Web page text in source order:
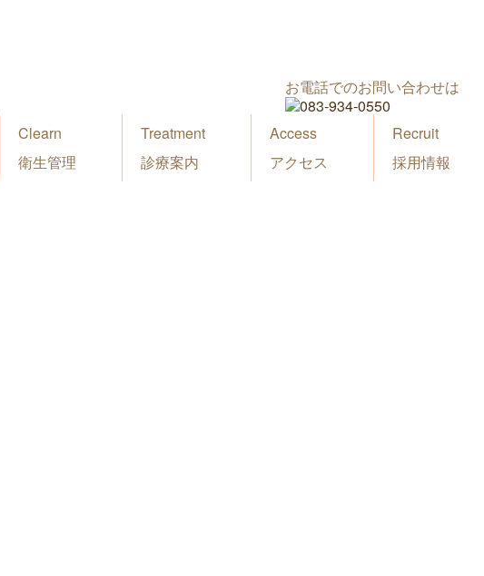
お電話でのお問い合わせは
Clearn
衛生管理
Treatment
診療案内
Access
アクセス
Recruit
採用情報